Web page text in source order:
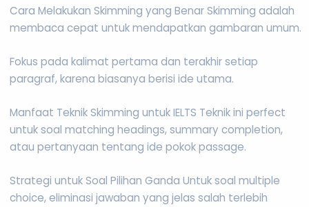
Cara Melakukan Skimming yang Benar Skimming adalah
membaca cepat untuk mendapatkan gambaran umum.
Fokus pada kalimat pertama dan terakhir setiap
paragraf, karena biasanya berisi ide utama.
Manfaat Teknik Skimming untuk IELTS Teknik ini perfect
untuk soal matching headings, summary completion,
atau pertanyaan tentang ide pokok passage.
Strategi untuk Soal Pilihan Ganda Untuk soal multiple
choice, eliminasi jawaban yang jelas salah terlebih